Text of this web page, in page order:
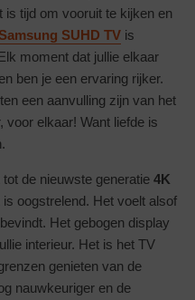
is tijd om vooruit te kijken en
Samsung SUHD TV is
moment dat jullie elkaar
ben je een ervaring rijker.
een aanvulling zijn van het
voor elkaar! Want liefde is
tot de nieuwste generatie 4K
oogstrelend. Het voelt alsof
Het gebogen display
interieur. Het is het TV
genieten van de
nauwkeuriger en de